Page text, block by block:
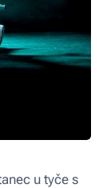
u tyče s